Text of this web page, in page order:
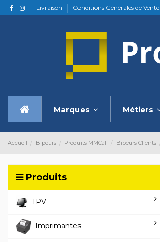
Livraison Conditions Générales de Vente
Marques Métiers
Accueil Bipeurs Produits MMCall Bipeurs Clients
Produits
TPV
Imprimantes